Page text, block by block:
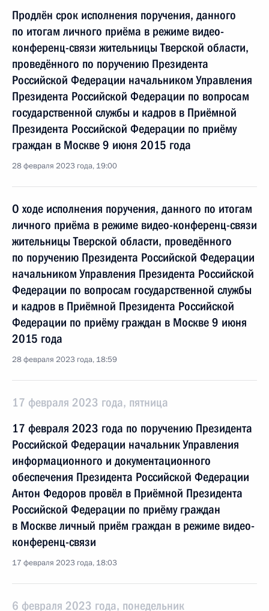
Продлён срок исполнения поручения, данного
по итогам личного приёма в режиме видео-
конференц-связи жительницы Тверской области,
проведённого по поручению Президента
Российской Федерации начальником Управления
Президента Российской Федерации по вопросам
государственной службы и кадров в Приёмной
Президента Российской Федерации по приёму
граждан в Москве 9 июня 2015 года
28 февраля 2023 года, 19:00
О ходе исполнения поручения, данного по итогам
личного приёма в режиме видео-конференц-связи
жительницы Тверской области, проведённого
по поручению Президента Российской Федерации
начальником Управления Президента Российской
Федерации по вопросам государственной службы
и кадров в Приёмной Президента Российской
Федерации по приёму граждан в Москве 9 июня
2015 года
28 февраля 2023 года, 18:59
17 февраля 2023 года, пятница
17 февраля 2023 года по поручению Президента
Российской Федерации начальник Управления
информационного и документационного
обеспечения Президента Российской Федерации
Антон Федоров провёл в Приёмной Президента
Российской Федерации по приёму граждан
в Москве личный приём граждан в режиме видео-
конференц-связи
17 февраля 2023 года, 18:03
6 февраля 2023 года, понедельник